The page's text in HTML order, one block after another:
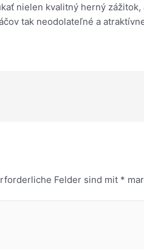
nielen kvalitný herný
tak neodolateľné a
Felder sind mit *